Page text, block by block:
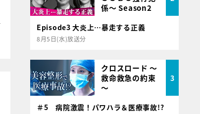
係～ Season2
Episode3 大炎上…暴走する正義
8月5日(水)放送分
クロスロード ～
救命救急の約束
～
3
＃5 病院激震！パワハラ＆医療事故!?